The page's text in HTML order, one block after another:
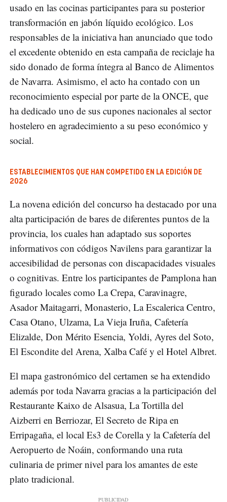
usado en las cocinas participantes para su posterior
transformación en jabón líquido ecológico. Los
responsables de la iniciativa han anunciado que todo
el excedente obtenido en esta campaña de reciclaje ha
sido donado de forma íntegra al Banco de Alimentos
de Navarra. Asimismo, el acto ha contado con un
reconocimiento especial por parte de la ONCE, que
ha dedicado uno de sus cupones nacionales al sector
hostelero en agradecimiento a su peso económico y
social.
ESTABLECIMIENTOS QUE HAN COMPETIDO EN LA EDICIÓN DE
2026
La novena edición del concurso ha destacado por una
alta participación de bares de diferentes puntos de la
provincia, los cuales han adaptado sus soportes
informativos con códigos Navilens para garantizar la
accesibilidad de personas con discapacidades visuales
o cognitivas. Entre los participantes de Pamplona han
figurado locales como La Crepa, Caravinagre,
Asador Maitagarri, Monasterio, La Escalerica Centro,
Casa Otano, Ulzama, La Vieja Iruña, Cafetería
Elizalde, Don Mérito Esencia, Yoldi, Ayres del Soto,
El Escondite del Arena, Xalba Café y el Hotel Albret.
El mapa gastronómico del certamen se ha extendido
además por toda Navarra gracias a la participación del
Restaurante Kaixo de Alsasua, La Tortilla del
Aizberri en Berriozar, El Secreto de Ripa en
Erripagaña, el local Es3 de Corella y la Cafetería del
Aeropuerto de Noáin, conformando una ruta
culinaria de primer nivel para los amantes de este
plato tradicional.